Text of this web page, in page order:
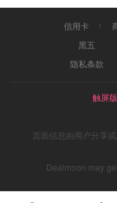
信用卡
黑五
隐私条款
触屏版
页面信息由用户分享
Dealmoon may